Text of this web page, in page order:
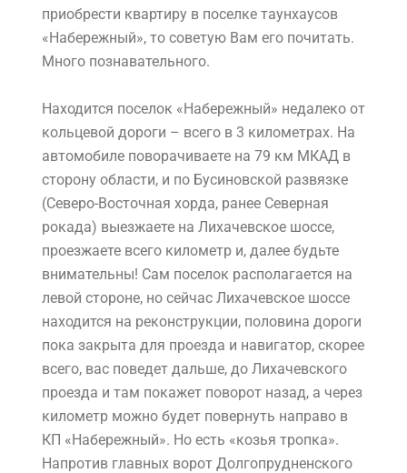
приобрести квартиру в поселке таунхаусов
«Набережный», то советую Вам его почитать.
Много познавательного.
Находится поселок «Набережный» недалеко от
кольцевой дороги – всего в 3 километрах. На
автомобиле поворачиваете на 79 км МКАД в
сторону области, и по Бусиновской развязке
(Северо-Восточная хорда, ранее Северная
рокада) выезжаете на Лихачевское шоссе,
проезжаете всего километр и, далее будьте
внимательны! Сам поселок располагается на
левой стороне, но сейчас Лихачевское шоссе
находится на реконструкции, половина дороги
пока закрыта для проезда и навигатор, скорее
всего, вас поведет дальше, до Лихачевского
проезда и там покажет поворот назад, а через
километр можно будет повернуть направо в
КП «Набережный». Но есть «козья тропка».
Напротив главных ворот Долгопрудненского